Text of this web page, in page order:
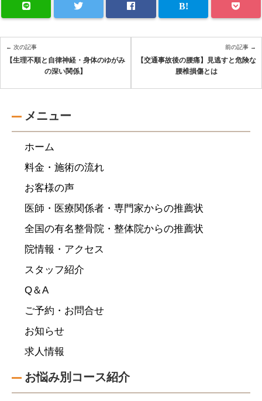
← 次の記事
【生理不順と自律神経・身体のゆがみ
の深い関係】
前の記事 →
【交通事故後の腰痛】見逃すと危険な
腰椎損傷とは
メニュー
ホーム
料金・施術の流れ
お客様の声
医師・医療関係者・専門家からの推薦状
全国の有名整骨院・整体院からの推薦状
院情報・アクセス
スタッフ紹介
Q＆A
ご予約・お問合せ
お知らせ
求人情報
お悩み別コース紹介